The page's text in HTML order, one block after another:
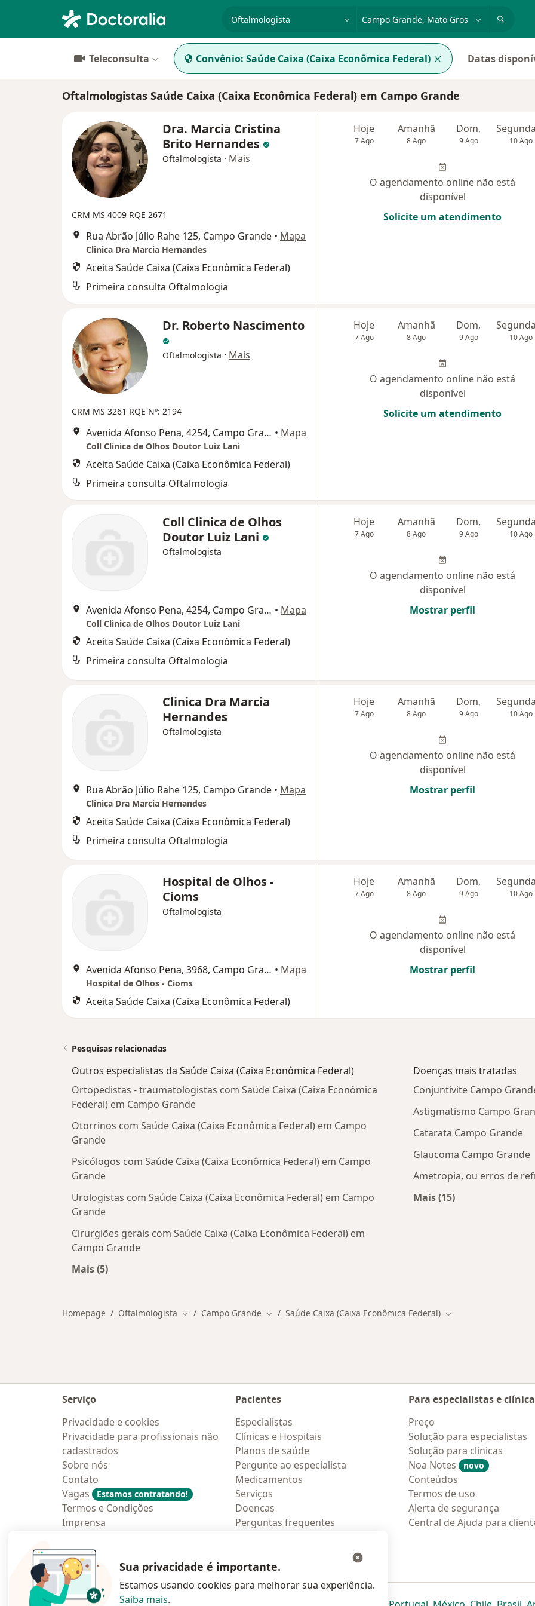
Teleconsulta Convênio: Saúde Caixa (Caixa Econômica Federal) Datas
Oftalmologistas Saúde Caixa (Caixa Econômica Federal) em Campo Grande
Dra. Marcia Cristina
Brito Hernandes
Oftalmologista · Mais
CRM MS 4009 RQE 2671
Rua Abrão Júlio Rahe 125, Campo Grande • Mapa
Clinica Dra Marcia Hernandes
Aceita Saúde Caixa (Caixa Econômica Federal)
Primeira consulta Oftalmologia
Hoje
7 Ago
Amanhã
8 Ago
Dom,
9 Ago 10 Ago
O agendamento online não está
disponível
Solicite um atendimento
Dr. Roberto Nascimento
Oftalmologista · Mais
CRM MS 3261 RQE Nº: 2194
Avenida Afonso Pena, 4254, Campo Grande • Mapa
Coll Clinica de Olhos Doutor Luiz Lani
Aceita Saúde Caixa (Caixa Econômica Federal)
Primeira consulta Oftalmologia
Hoje
7 Ago
Amanhã
8 Ago
Dom,
9 Ago 10 Ago
O agendamento online não está
disponível
Solicite um atendimento
Coll Clinica de Olhos
Doutor Luiz Lani
Oftalmologista
Avenida Afonso Pena, 4254, Campo Grande • Mapa
Coll Clinica de Olhos Doutor Luiz Lani
Aceita Saúde Caixa (Caixa Econômica Federal)
Primeira consulta Oftalmologia
Hoje
7 Ago
Amanhã
8 Ago
Dom,
9 Ago 10 Ago
O agendamento online não está
disponível
Mostrar perfil
Clinica Dra Marcia
Hernandes
Oftalmologista
Rua Abrão Júlio Rahe 125, Campo Grande • Mapa
Clinica Dra Marcia Hernandes
Aceita Saúde Caixa (Caixa Econômica Federal)
Primeira consulta Oftalmologia
Hoje
7 Ago
Amanhã
8 Ago
Dom,
9 Ago 10 Ago
O agendamento online não está
disponível
Mostrar perfil
Hospital de Olhos -
Cioms
Oftalmologista
Avenida Afonso Pena, 3968, Campo Grande • Mapa
Hospital de Olhos - Cioms
Aceita Saúde Caixa (Caixa Econômica Federal)
Hoje
7 Ago
Amanhã
8 Ago
Dom,
9 Ago 10 Ago
O agendamento online não está
disponível
Mostrar perfil
Pesquisas relacionadas
Outros especialistas da Saúde Caixa (Caixa Econômica Federal)
Ortopedistas - traumatologistas com Saúde Caixa (Caixa Econômica
Federal) em Campo Grande
Otorrinos com Saúde Caixa (Caixa Econômica Federal) em Campo
Grande
Psicólogos com Saúde Caixa (Caixa Econômica Federal) em Campo
Grande
Urologistas com Saúde Caixa (Caixa Econômica Federal) em Campo
Grande
Cirurgiões gerais com Saúde Caixa (Caixa Econômica Federal) em
Campo Grande
Mais (5)
Doenças mais tratadas
Conjuntivite Campo
Astigmatismo Campo
Catarata Campo Grande
Glaucoma Campo Grande
Ametropia, ou erros de
Mais (15)
Homepage Oftalmologista Mudar de cidade
Campo Grande Mudar de cidade
Saúde Caixa (Caixa Econômica Federal) Mudar de cidade
Serviço
Privacidade e cookies
Privacidade para profissionais não
cadastrados
Sobre nós
Contato
Vagas
Estamos contratando!
Termos e Condições
Imprensa
Pacientes
Especialistas
Clínicas e Hospitais
Planos de saúde
Pergunte ao especialista
Medicamentos
Serviços
Doencas
Perguntas frequentes
Para especialistas e
Preço
Solução para especialistas
Solução para clinicas
Noa Notes
novo
Conteúdos
Termos de uso
Alerta de segurança
Central de Ajuda para
Sua privacidade é importante.
Estamos usando cookies para melhorar sua experiência.
Saiba mais.